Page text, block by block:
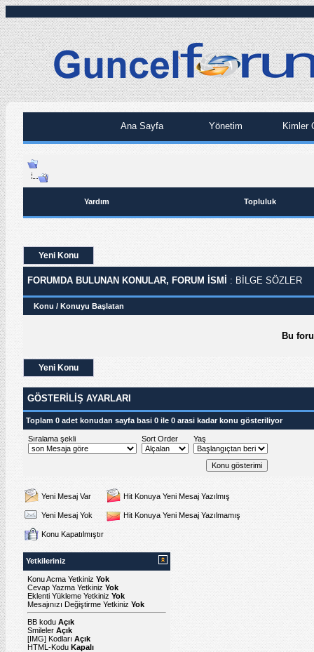
Ana Sayfa Yönetim Kimler
Yardım Topluluk
Yeni Konu
FORUMDA BULUNAN KONULAR, FORUM ISMI : BILGE SÖZLER
Konu / Konuyu Başlatan
Bu
Yeni Konu
GÖSTERILIŞ AYARLARI
Toplam 0 adet konudan sayfa basi 0 ile 0 arasi kadar konu gösteriliyor
Sıralama şekli Sort Order Yaş
Yeni Mesaj Var Hit Konuya Yeni Mesaj Yazılmış
Yeni Mesaj Yok Hit Konuya Yeni Mesaj Yazılmamış
Konu Kapatılmıştır
Yetkileriniz
Konu Acma Yetkiniz Yok
Cevap Yazma Yetkiniz Yok
Eklenti Yükleme Yetkiniz Yok
Mesajınızı Değiştirme Yetkiniz Yok
BB kodu Açık
Smileler Açık
[IMG] Kodları Açık
HTML-Kodu Kapalı